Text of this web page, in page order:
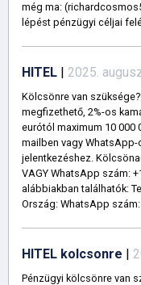
még ma:
lépést pénzügyi céljai
HITEL | 2025.
Kölcsönre van
megfizethető, 2%-os
eurótól maximum 10 000
mailben vagy
jelentkezéshez.
VAGY WhatsApp szám:
alábbiakban találhatók:
Ország: WhatsApp
HITEL kolcsonre |
Pénzügyi kölcsönre van